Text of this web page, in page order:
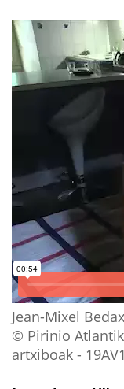
Jean-Mixel
© Pirinio
artxiboak -